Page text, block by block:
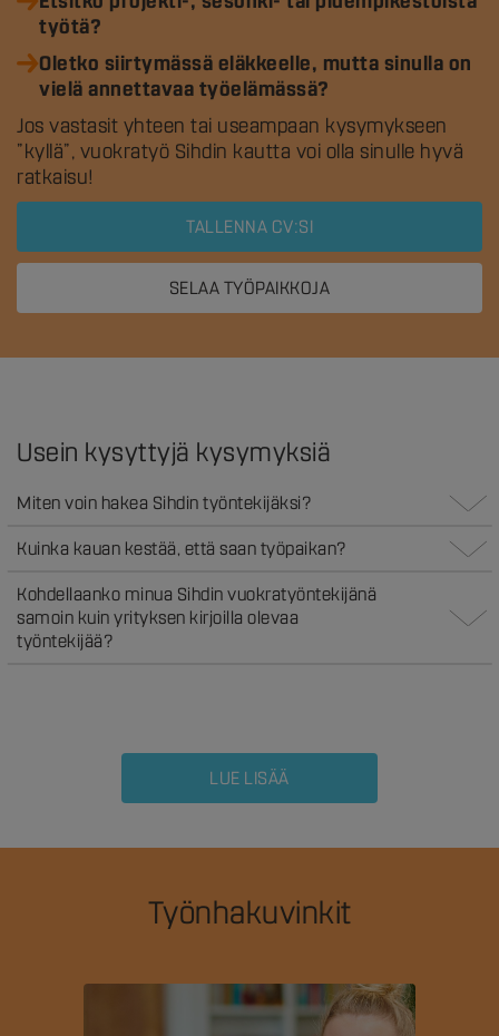
työtä?
Oletko siirtymässä eläkkeelle, mutta sinulla on
vielä annettavaa työelämässä?
Jos vastasit yhteen tai useampaan kysymykseen
”kyllä”, vuokratyö Sihdin kautta voi olla sinulle hyvä
ratkaisu!
TALLENNA CV:SI
SELAA TYÖPAIKKOJA
Usein kysyttyjä kysymyksiä
Miten voin hakea Sihdin työntekijäksi?
Kuinka kauan kestää, että saan työpaikan?
Kohdellaanko minua Sihdin vuokratyöntekijänä
samoin kuin yrityksen kirjoilla olevaa
työntekijää?
LUE LISÄÄ
Työnhakuvinkit